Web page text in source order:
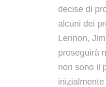
decise di
alcuni dei
Lennon,
proseguirà
non sono il